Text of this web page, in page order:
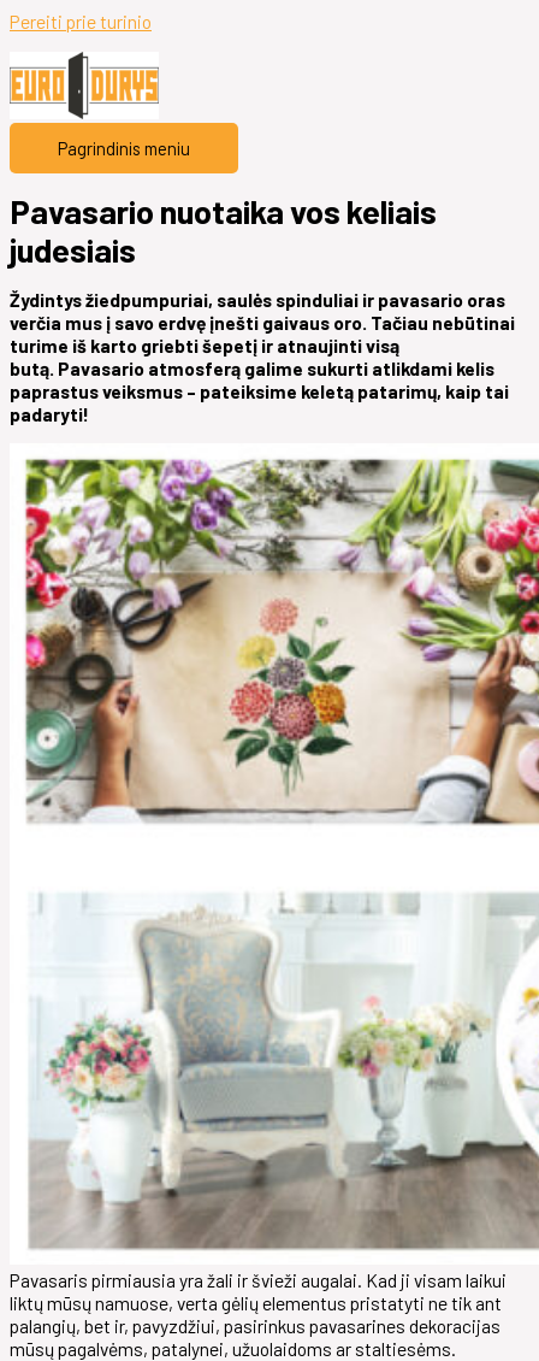
Pereiti prie turinio
Pagrindinis meniu
Pavasario nuotaika vos keliais
judesiais
Žydintys žiedpumpuriai, saulės spinduliai ir pavasario oras
verčia mus į savo erdvę įnešti gaivaus oro. Tačiau nebūtinai
turime iš karto griebti šepetį ir atnaujinti visą
butą. Pavasario atmosferą galime sukurti atlikdami kelis
paprastus veiksmus – pateiksime keletą patarimų, kaip tai
padaryti!
Pavasaris pirmiausia yra žali ir švieži augalai. Kad ji visam laikui
liktų mūsų namuose, verta gėlių elementus pristatyti ne tik ant
palangių, bet ir, pavyzdžiui, pasirinkus pavasarines dekoracijas
mūsų pagalvėms, patalynei, užuolaidoms ar staltiesėms.